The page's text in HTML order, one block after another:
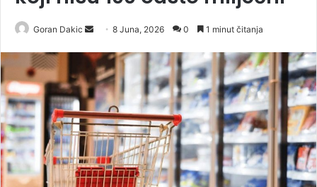
Goran Dakic
n
d
a
n
e
m
a
i
8 Juna, 2026 0 1 minut čitanja